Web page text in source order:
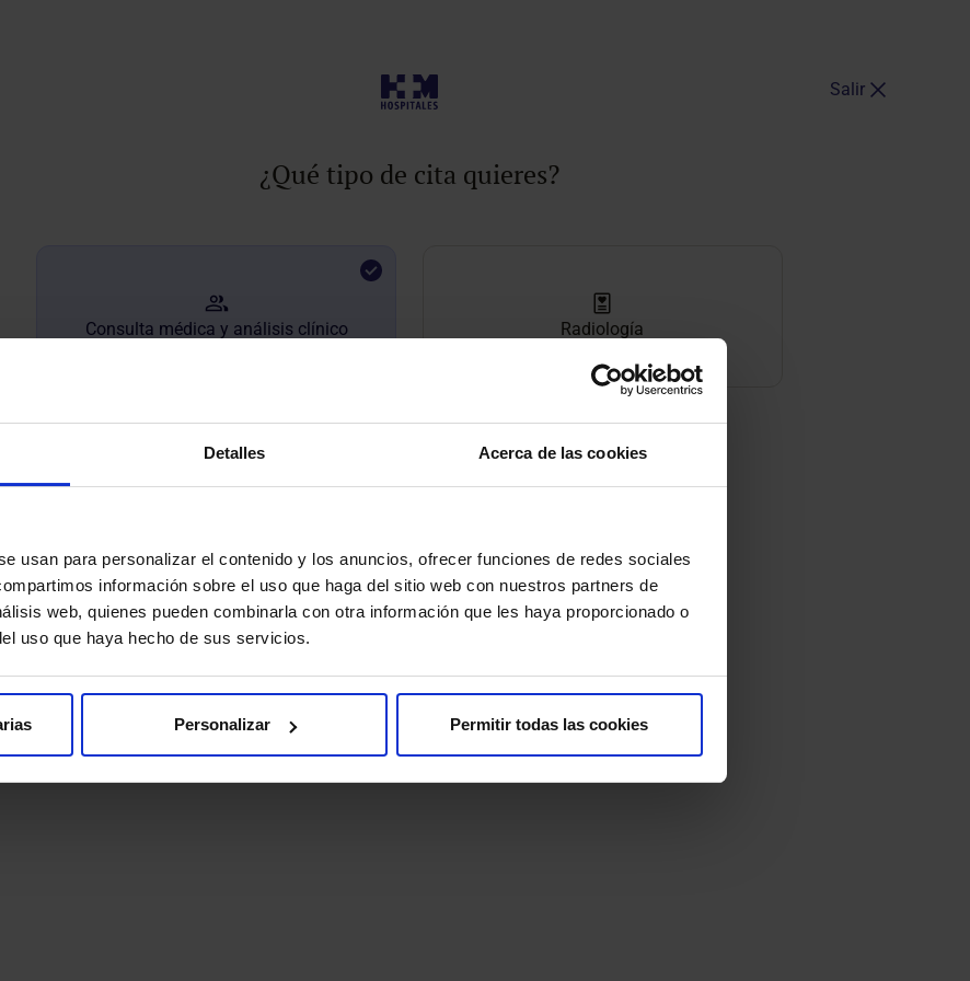
Detalles Acerca de las cookies
usan para personalizar el contenido y los anuncios, ofrecer funciones de redes sociales
información sobre el uso que haga del sitio web con nuestros partners de
web, quienes pueden combinarla con otra información que les haya proporcionado o
uso que haya hecho de sus servicios.
Personalizar Permitir todas las cookies
Salir
¿Qué tipo de cita quieres?
Consulta médica y análisis clínico Radiología